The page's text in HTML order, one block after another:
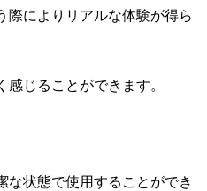
際によりリアルな体験が得ら
じることができます。
な状態で使用することができ